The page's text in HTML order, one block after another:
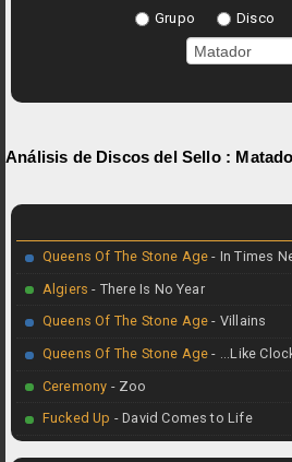
Grupo Disco
Análisis de Discos del Sello :
Queens Of The Stone Age - In Times
Algiers - There Is No Year
Queens Of The Stone Age - Villains
Queens Of The Stone Age - ...Like
Ceremony - Zoo
Fucked Up - David Comes to Life